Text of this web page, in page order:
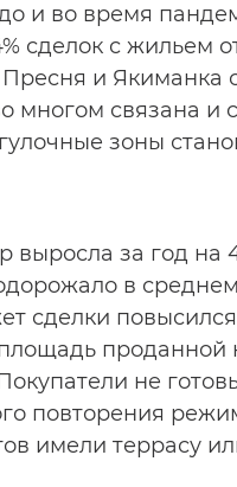
и во время
сделок с жильем
и Якиманка
многом связана
зоны
за год на
в среднем
сделки
площадь проданной
не
повторения
имели террасу